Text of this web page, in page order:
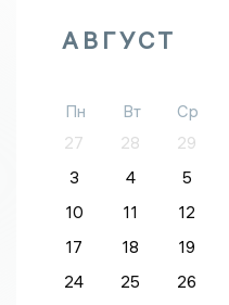
АВГУСТ
Пн Вт Ср
27
28 29
3
4 5
10
11 12
17
18 19
24
25 26